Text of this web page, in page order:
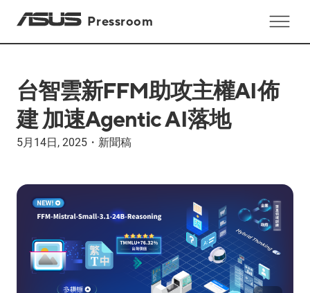
Pressroom
台智雲新FFM助攻主權AI佈
建 加速Agentic AI落地
5月14日, 2025 ・ 新聞稿